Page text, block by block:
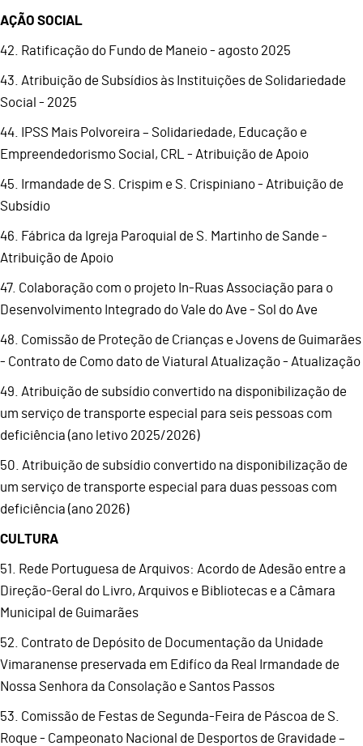
AÇÃO SOCIAL
42. Ratificação do Fundo de Maneio - agosto 2025
43. Atribuição de Subsídios às Instituições de Solidariedade
Social - 2025
44. IPSS Mais Polvoreira – Solidariedade, Educação e
Empreendedorismo Social, CRL - Atribuição de Apoio
45. Irmandade de S. Crispim e S. Crispiniano - Atribuição de
Subsídio
46. Fábrica da Igreja Paroquial de S. Martinho de Sande -
Atribuição de Apoio
47. Colaboração com o projeto In-Ruas Associação para o
Desenvolvimento Integrado do Vale do Ave - Sol do Ave
48. Comissão de Proteção de Crianças e Jovens de Guimarães
- Contrato de Como dato de Viatural Atualização - Atualização
49. Atribuição de subsídio convertido na disponibilização de
um serviço de transporte especial para seis pessoas com
deficiência (ano letivo 2025/2026)
50. Atribuição de subsídio convertido na disponibilização de
um serviço de transporte especial para duas pessoas com
deficiência (ano 2026)
CULTURA
51. Rede Portuguesa de Arquivos: Acordo de Adesão entre a
Direção-Geral do Livro, Arquivos e Bibliotecas e a Câmara
Municipal de Guimarães
52. Contrato de Depósito de Documentação da Unidade
Vimaranense preservada em Edifíco da Real Irmandade de
Nossa Senhora da Consolação e Santos Passos
53. Comissão de Festas de Segunda-Feira de Páscoa de S.
Roque - Campeonato Nacional de Desportos de Gravidade –